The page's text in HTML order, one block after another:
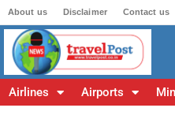
About us Disclaimer Contact us
Airlines Airports